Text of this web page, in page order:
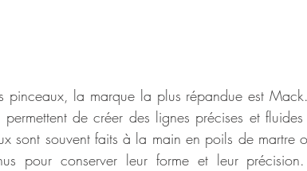
pinceaux, la marque la plus répandue est
permettent de créer des lignes précises et
sont souvent faits à la main en poils de martre
pour conserver leur forme et leur